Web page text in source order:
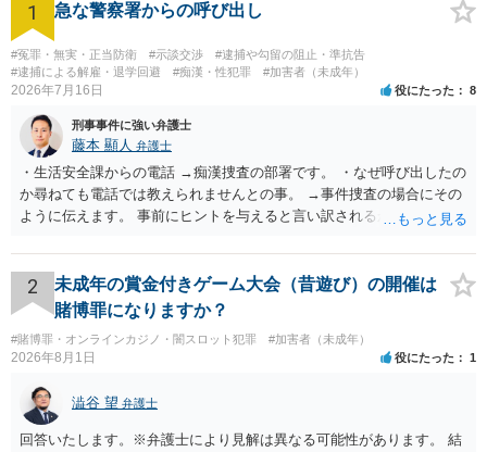
1 急な警察署からの呼び出し
#冤罪・無実・正当防衛 #示談交渉
#逮捕や勾留の阻止・準抗告
#逮捕による解雇・退学回避
#痴漢・性犯罪 #加害者（未成年）
2026年7月16日 役にたった 8
刑事事件に強い弁護士
藤本 顯人 弁護士
・生活安全課からの電話 →痴漢捜査の部署です。 ・なぜ呼び出したの
か尋ねても電話では教えられませんとの事。 →事件捜査の場合にその
ように伝えます。 事前にヒントを与えると言い訳されるからです。 ・
たり →やはり痴漢として疑われているのでは。 そもそも痴漢をやって
ないのであれば、何も疑われる筋合いは無いわけですし狼狽える必要
はないですね。
2
未成年の賞金付きゲーム大会（昔遊び）の開催は
賭博罪になりますか？
#賭博罪・オンラインカジノ・闇スロット犯罪 #加害者（未成年）
2026年8月1日 役にたった 1
澁谷 望 弁護士
回答いたします。※弁護士により見解は異なる可能性があります。 結